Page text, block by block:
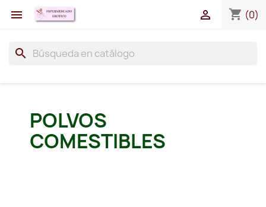
 shopping_cart (0)

search
POLVOS
COMESTIBLES